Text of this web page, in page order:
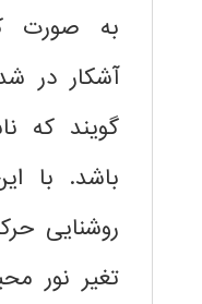
به صورت
آشکار در
گویند که
باشد. با
روشنایی
تغیر نور